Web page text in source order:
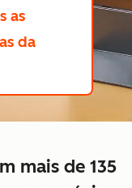
as
da
mais de 135